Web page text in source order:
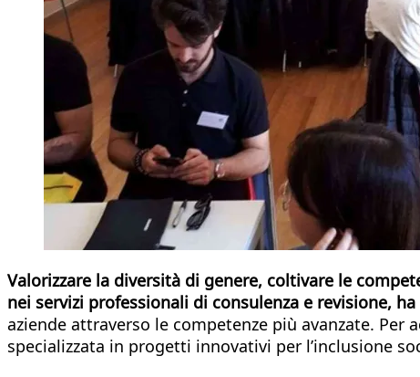
Valorizzare la diversità di genere, coltivare le
nei servizi professionali di consulenza e revisione,
aziende attraverso le competenze più avanzate.
specializzata in progetti innovativi per l’inclusione